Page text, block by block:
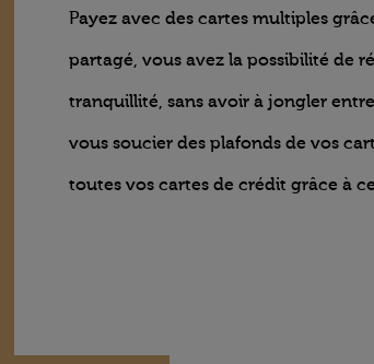
Payez avec des cartes multiples
partagé, vous avez la possibilité de
tranquillité, sans avoir à jongler
vous soucier des plafonds de vos
toutes vos cartes de crédit grâce à